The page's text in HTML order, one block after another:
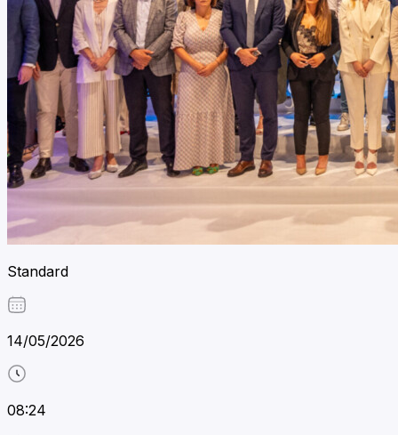
Standard
14/05/2026
08:24